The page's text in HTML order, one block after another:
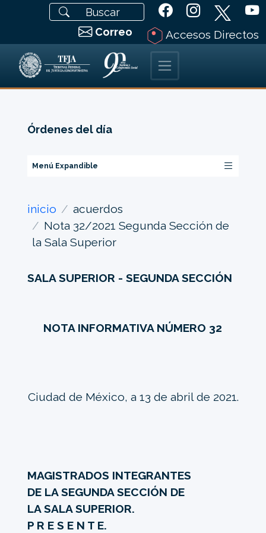
Correo Accesos Directos
Órdenes del día
Menú Expandible
inicio
acuerdos
Nota 32/2021 Segunda Sección de
la Sala Superior
SALA SUPERIOR - SEGUNDA SECCIÓN
NOTA INFORMATIVA NÚMERO 32
Ciudad de México, a 13 de abril de 2021.
MAGISTRADOS INTEGRANTES
DE LA SEGUNDA SECCIÓN DE
LA SALA SUPERIOR.
P R E S E N T E.